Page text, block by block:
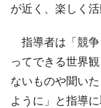
が近く、楽しく
指導者は「競争
ってできる世界
ないものや聞い
ように」と指導